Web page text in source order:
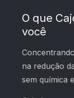
O que
você
na redução
sem química